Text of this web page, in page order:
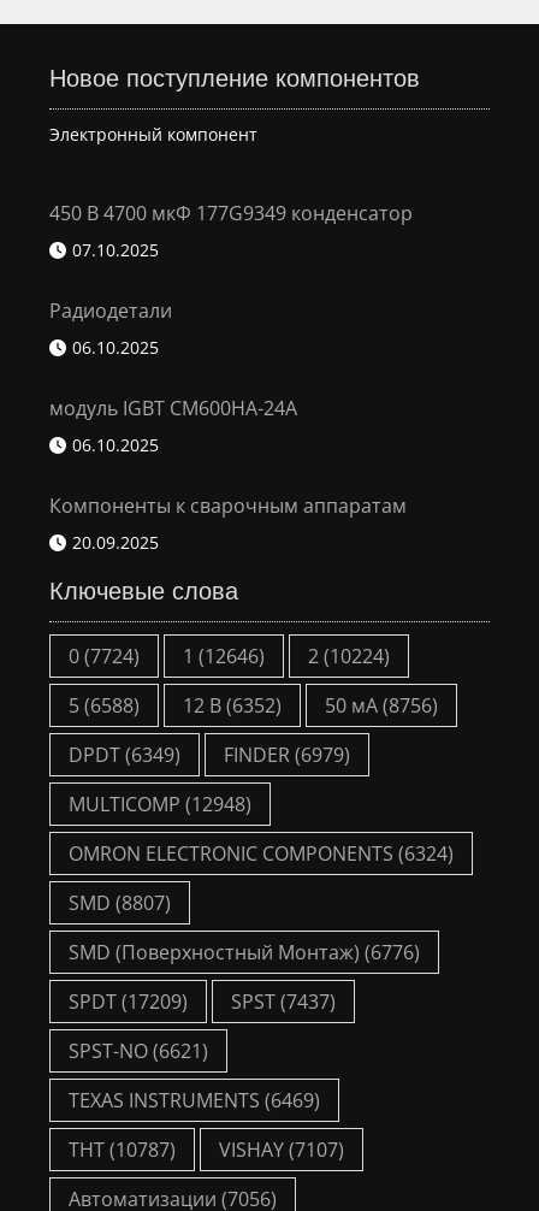
Новое поступление компонентов
Электронный компонент
450 В 4700 мкФ 177G9349 конденсатор
07.10.2025
Радиодетали
06.10.2025
модуль IGBT CM600HA-24A
06.10.2025
Компоненты к сварочным аппаратам
20.09.2025
Ключевые слова
0(7724) 1 (12646) 2(10224)
5(6588) 12 В(6352) 50 мА(8756)
DPDT(6349) FINDER(6979)
MULTICOMP (12948)
OMRON ELECTRONIC COMPONENTS (6324)
SMD (8807)
SMD (Поверхностный Монтаж) (6776)
SPDT(17209) SPST(7437)
SPST-NO(6621)
TEXAS INSTRUMENTS (6469)
THT(10787) VISHAY(7107)
Автоматизации (7056)